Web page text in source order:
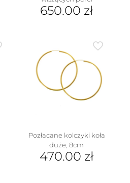
650.00 zł
Pozłacane kolczyki koła
duże, 8cm
470.00 zł